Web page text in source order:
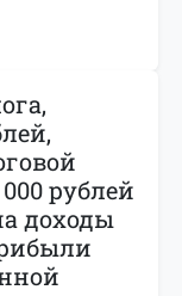
рублей
доходы